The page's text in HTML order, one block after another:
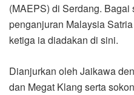
(MAEPS) di Serdang.
penganjuran Malaysia
ketiga ia diadakan di sini.
Dianjurkan oleh Jaikawa
dan Megat Klang serta